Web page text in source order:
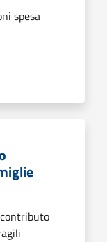
spesa